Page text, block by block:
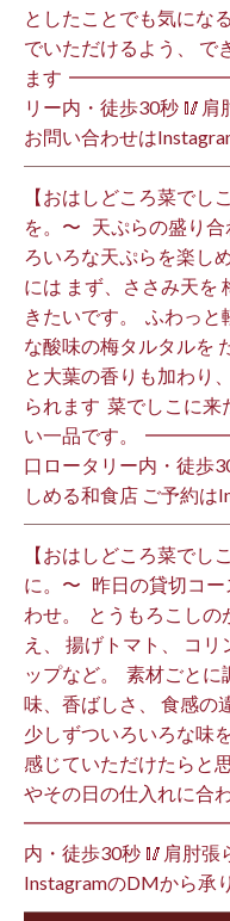
としたことでも気にな
でいただけるよう、 で
ます️
リー内・徒歩30秒 🥢肩
お問い合わせは
【おはしどころ菜でし
を。〜 ⁡ ⁡ 天ぷらの盛り
ろいろな天ぷらを楽し
には まず、ささみ天を
きたいです。 ⁡ ふわっ
な酸味の梅タルタルを
と大葉の香りも加わり
られます️ ⁡ 菜でしこに
い一品です。
口ロータリー内・徒歩
しめる和食店 ご予約は
【おはしどころ菜でし
に。〜 ⁡ ⁡ 昨日の貸切コ
わせ。 ⁡ とうもろこし
え、 揚げトマト、 コ
ップなど。 ⁡ 素材ごと
味、香ばしさ、 食感の
少しずついろいろな味
感じていただけたらと
やその日の仕入れに合
━━━━━━━━━━━━━━
内・徒歩30秒 🥢肩肘張
InstagramのDMから承